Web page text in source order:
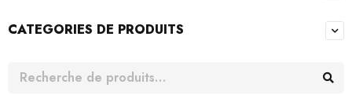
CATEGORIES DE PRODUITS